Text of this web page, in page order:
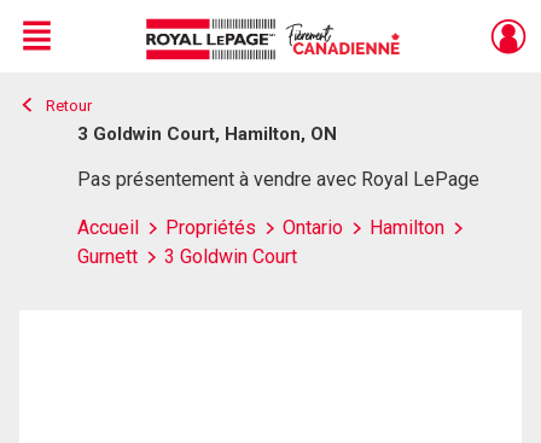
Live
En Direct
Menu
Retour
3 Goldwin Court, Hamilton, ON
Pas présentement à vendre avec Royal LePage
Accueil Propriétés Ontario
Hamilton
Gurnett
3 Goldwin Court